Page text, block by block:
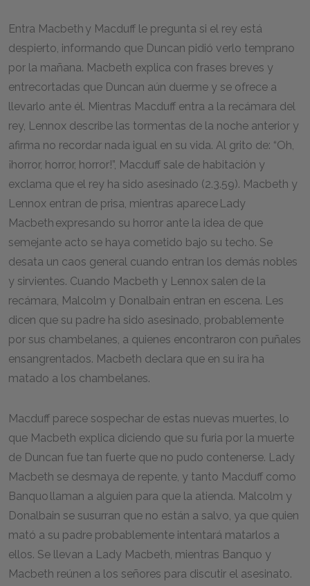
Entra Macbeth y Macduff le pregunta si el rey está
despierto, informando que Duncan pidió verlo temprano
por la mañana. Macbeth explica con frases breves y
entrecortadas que Duncan aún duerme y se ofrece a
llevarlo ante él. Mientras Macduff entra a la recámara del
rey, Lennox describe las tormentas de la noche anterior y
afirma no recordar nada igual en su vida. Al grito de: “Oh,
¡horror, horror, horror!”, Macduff sale de habitación y
exclama que el rey ha sido asesinado (2.3.59). Macbeth y
Lennox entran de prisa, mientras aparece Lady
Macbeth expresando su horror ante la idea de que
semejante acto se haya cometido bajo su techo. Se
desata un caos general cuando entran los demás nobles
y sirvientes. Cuando Macbeth y Lennox salen de la
recámara, Malcolm y Donalbain entran en escena. Les
dicen que su padre ha sido asesinado, probablemente
por sus chambelanes, a quienes encontraron con puñales
ensangrentados. Macbeth declara que en su ira ha
matado a los chambelanes.
Macduff parece sospechar de estas nuevas muertes, lo
que Macbeth explica diciendo que su furia por la muerte
de Duncan fue tan fuerte que no pudo contenerse. Lady
Macbeth se desmaya de repente, y tanto Macduff como
Banquo llaman a alguien para que la atienda. Malcolm y
Donalbain se susurran que no están a salvo, ya que quien
mató a su padre probablemente intentará matarlos a
ellos. Se llevan a Lady Macbeth, mientras Banquo y
Macbeth reúnen a los señores para discutir el asesinato.